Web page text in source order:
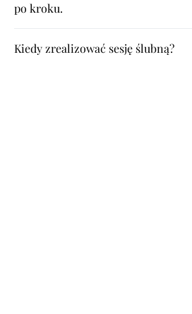
po kroku.
Kiedy zrealizować sesję ślubną?